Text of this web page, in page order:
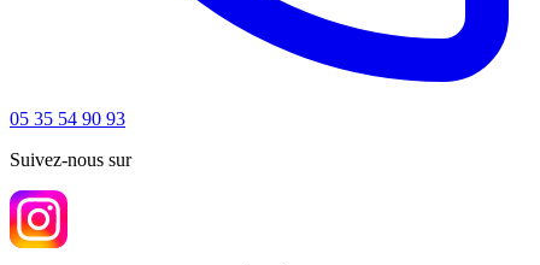
05 35 54 90 93
Suivez-nous sur